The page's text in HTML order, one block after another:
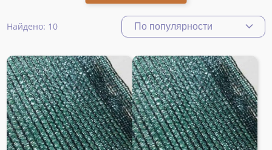
Найдено: 10